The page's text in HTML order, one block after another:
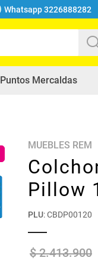
Whatsapp 3226888282
Puntos Mercaldas
MUEBLES REM
Pillow
PLU:CBDP00120
$ 2.413.900